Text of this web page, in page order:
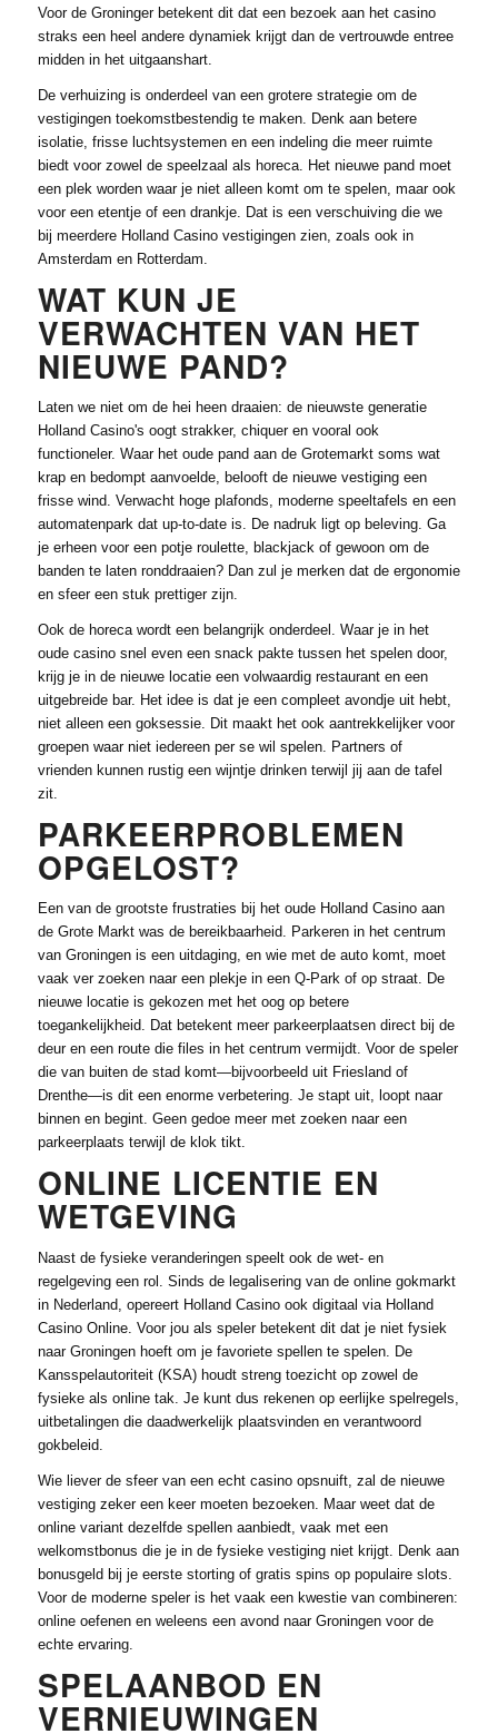
Voor de Groninger betekent dit dat een bezoek aan het casino
straks een heel andere dynamiek krijgt dan de vertrouwde entree
midden in het uitgaanshart.
De verhuizing is onderdeel van een grotere strategie om de
vestigingen toekomstbestendig te maken. Denk aan betere
isolatie, frisse luchtsystemen en een indeling die meer ruimte
biedt voor zowel de speelzaal als horeca. Het nieuwe pand moet
een plek worden waar je niet alleen komt om te spelen, maar ook
voor een etentje of een drankje. Dat is een verschuiving die we
bij meerdere Holland Casino vestigingen zien, zoals ook in
Amsterdam en Rotterdam.
WAT KUN JE
VERWACHTEN VAN HET
NIEUWE PAND?
Laten we niet om de hei heen draaien: de nieuwste generatie
Holland Casino's oogt strakker, chiquer en vooral ook
functioneler. Waar het oude pand aan de Grotemarkt soms wat
krap en bedompt aanvoelde, belooft de nieuwe vestiging een
frisse wind. Verwacht hoge plafonds, moderne speeltafels en een
automatenpark dat up-to-date is. De nadruk ligt op beleving. Ga
je erheen voor een potje roulette, blackjack of gewoon om de
banden te laten ronddraaien? Dan zul je merken dat de ergonomie
en sfeer een stuk prettiger zijn.
Ook de horeca wordt een belangrijk onderdeel. Waar je in het
oude casino snel even een snack pakte tussen het spelen door,
krijg je in de nieuwe locatie een volwaardig restaurant en een
uitgebreide bar. Het idee is dat je een compleet avondje uit hebt,
niet alleen een goksessie. Dit maakt het ook aantrekkelijker voor
groepen waar niet iedereen per se wil spelen. Partners of
vrienden kunnen rustig een wijntje drinken terwijl jij aan de tafel
zit.
PARKEERPROBLEMEN
OPGELOST?
Een van de grootste frustraties bij het oude Holland Casino aan
de Grote Markt was de bereikbaarheid. Parkeren in het centrum
van Groningen is een uitdaging, en wie met de auto komt, moet
vaak ver zoeken naar een plekje in een Q-Park of op straat. De
nieuwe locatie is gekozen met het oog op betere
toegankelijkheid. Dat betekent meer parkeerplaatsen direct bij de
deur en een route die files in het centrum vermijdt. Voor de speler
die van buiten de stad komt—bijvoorbeeld uit Friesland of
Drenthe—is dit een enorme verbetering. Je stapt uit, loopt naar
binnen en begint. Geen gedoe meer met zoeken naar een
parkeerplaats terwijl de klok tikt.
ONLINE LICENTIE EN
WETGEVING
Naast de fysieke veranderingen speelt ook de wet- en
regelgeving een rol. Sinds de legalisering van de online gokmarkt
in Nederland, opereert Holland Casino ook digitaal via Holland
Casino Online. Voor jou als speler betekent dit dat je niet fysiek
naar Groningen hoeft om je favoriete spellen te spelen. De
Kansspelautoriteit (KSA) houdt streng toezicht op zowel de
fysieke als online tak. Je kunt dus rekenen op eerlijke spelregels,
uitbetalingen die daadwerkelijk plaatsvinden en verantwoord
gokbeleid.
Wie liever de sfeer van een echt casino opsnuift, zal de nieuwe
vestiging zeker een keer moeten bezoeken. Maar weet dat de
online variant dezelfde spellen aanbiedt, vaak met een
welkomstbonus die je in de fysieke vestiging niet krijgt. Denk aan
bonusgeld bij je eerste storting of gratis spins op populaire slots.
Voor de moderne speler is het vaak een kwestie van combineren:
online oefenen en weleens een avond naar Groningen voor de
echte ervaring.
SPELAANBOD EN
VERNIEUWINGEN